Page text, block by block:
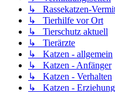
↳ Rassekatzen-
↳ Tierhilfe vor Ort
↳ Tierschutz aktuell
↳ Tierärzte
↳ Katzen - allgemein
↳ Katzen - Anfänger
↳ Katzen - Verhalten
↳ Katzen - Erziehung